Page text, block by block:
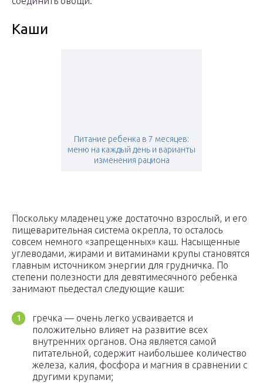
Каши
Питание ребенка в 7 месяцев:
меню на каждый день и варианты
изменения рациона
Поскольку младенец уже достаточно взрослый, и его
пищеварительная система окрепла, то осталось
совсем немного «запрещенных» каш. Насыщенные
углеводами, жирами и витаминами крупы становятся
главным источником энергии для грудничка. По
степени полезности для девятимесячного ребенка
занимают пьедестал следующие каши:
гречка — очень легко усваивается и
положительно влияет на развитие всех
внутренних органов. Она является самой
питательной, содержит наибольшее количество
железа, калия, фосфора и магния в сравнении с
другими крупами;